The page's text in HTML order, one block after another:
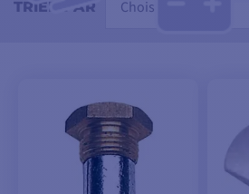
TRIER PAR Choisir